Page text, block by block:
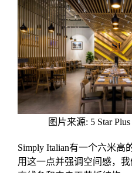
图片来源: 5 Star
Simply Italian有一个六米高
用这一点并强调空间感，